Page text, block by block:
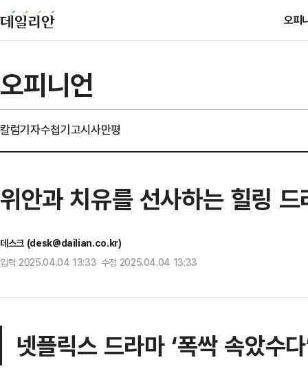
오피
오피니언
칼럼기자수첩기고시사만평
위안과 치유를 선사하는 힐링
데스크 (desk@dailian.co.kr)
입력 2025.04.04 13:33 수정 2025.04.04 13:33
넷플릭스 드라마 ‘폭싹 속았수다